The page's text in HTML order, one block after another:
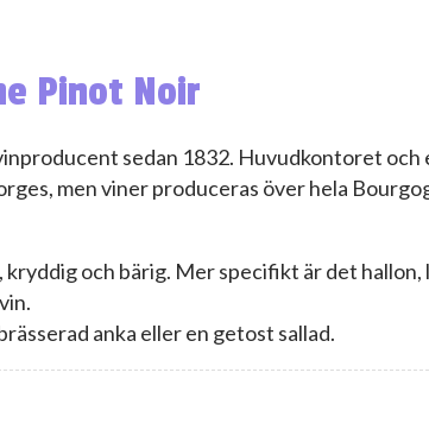
Pinot Noir
sedan 1832. Huvudkontoret och
men viner produceras över hela
kryddig och bärig. Mer specifikt är det
anka eller en getost sallad.